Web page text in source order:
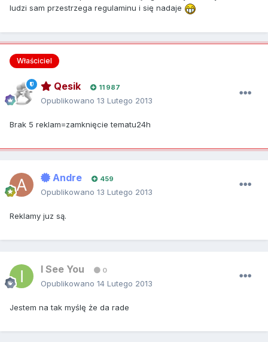
ludzi sam przestrzega regulaminu i się nadaje
Właściciel
Qesik 11 987
Opublikowano 13 Lutego 2013
Brak 5 reklam=zamknięcie tematu24h
Andre 459
Opublikowano 13 Lutego 2013
Reklamy juz są.
I See You 0
Opublikowano 14 Lutego 2013
Jestem na tak myślę że da rade